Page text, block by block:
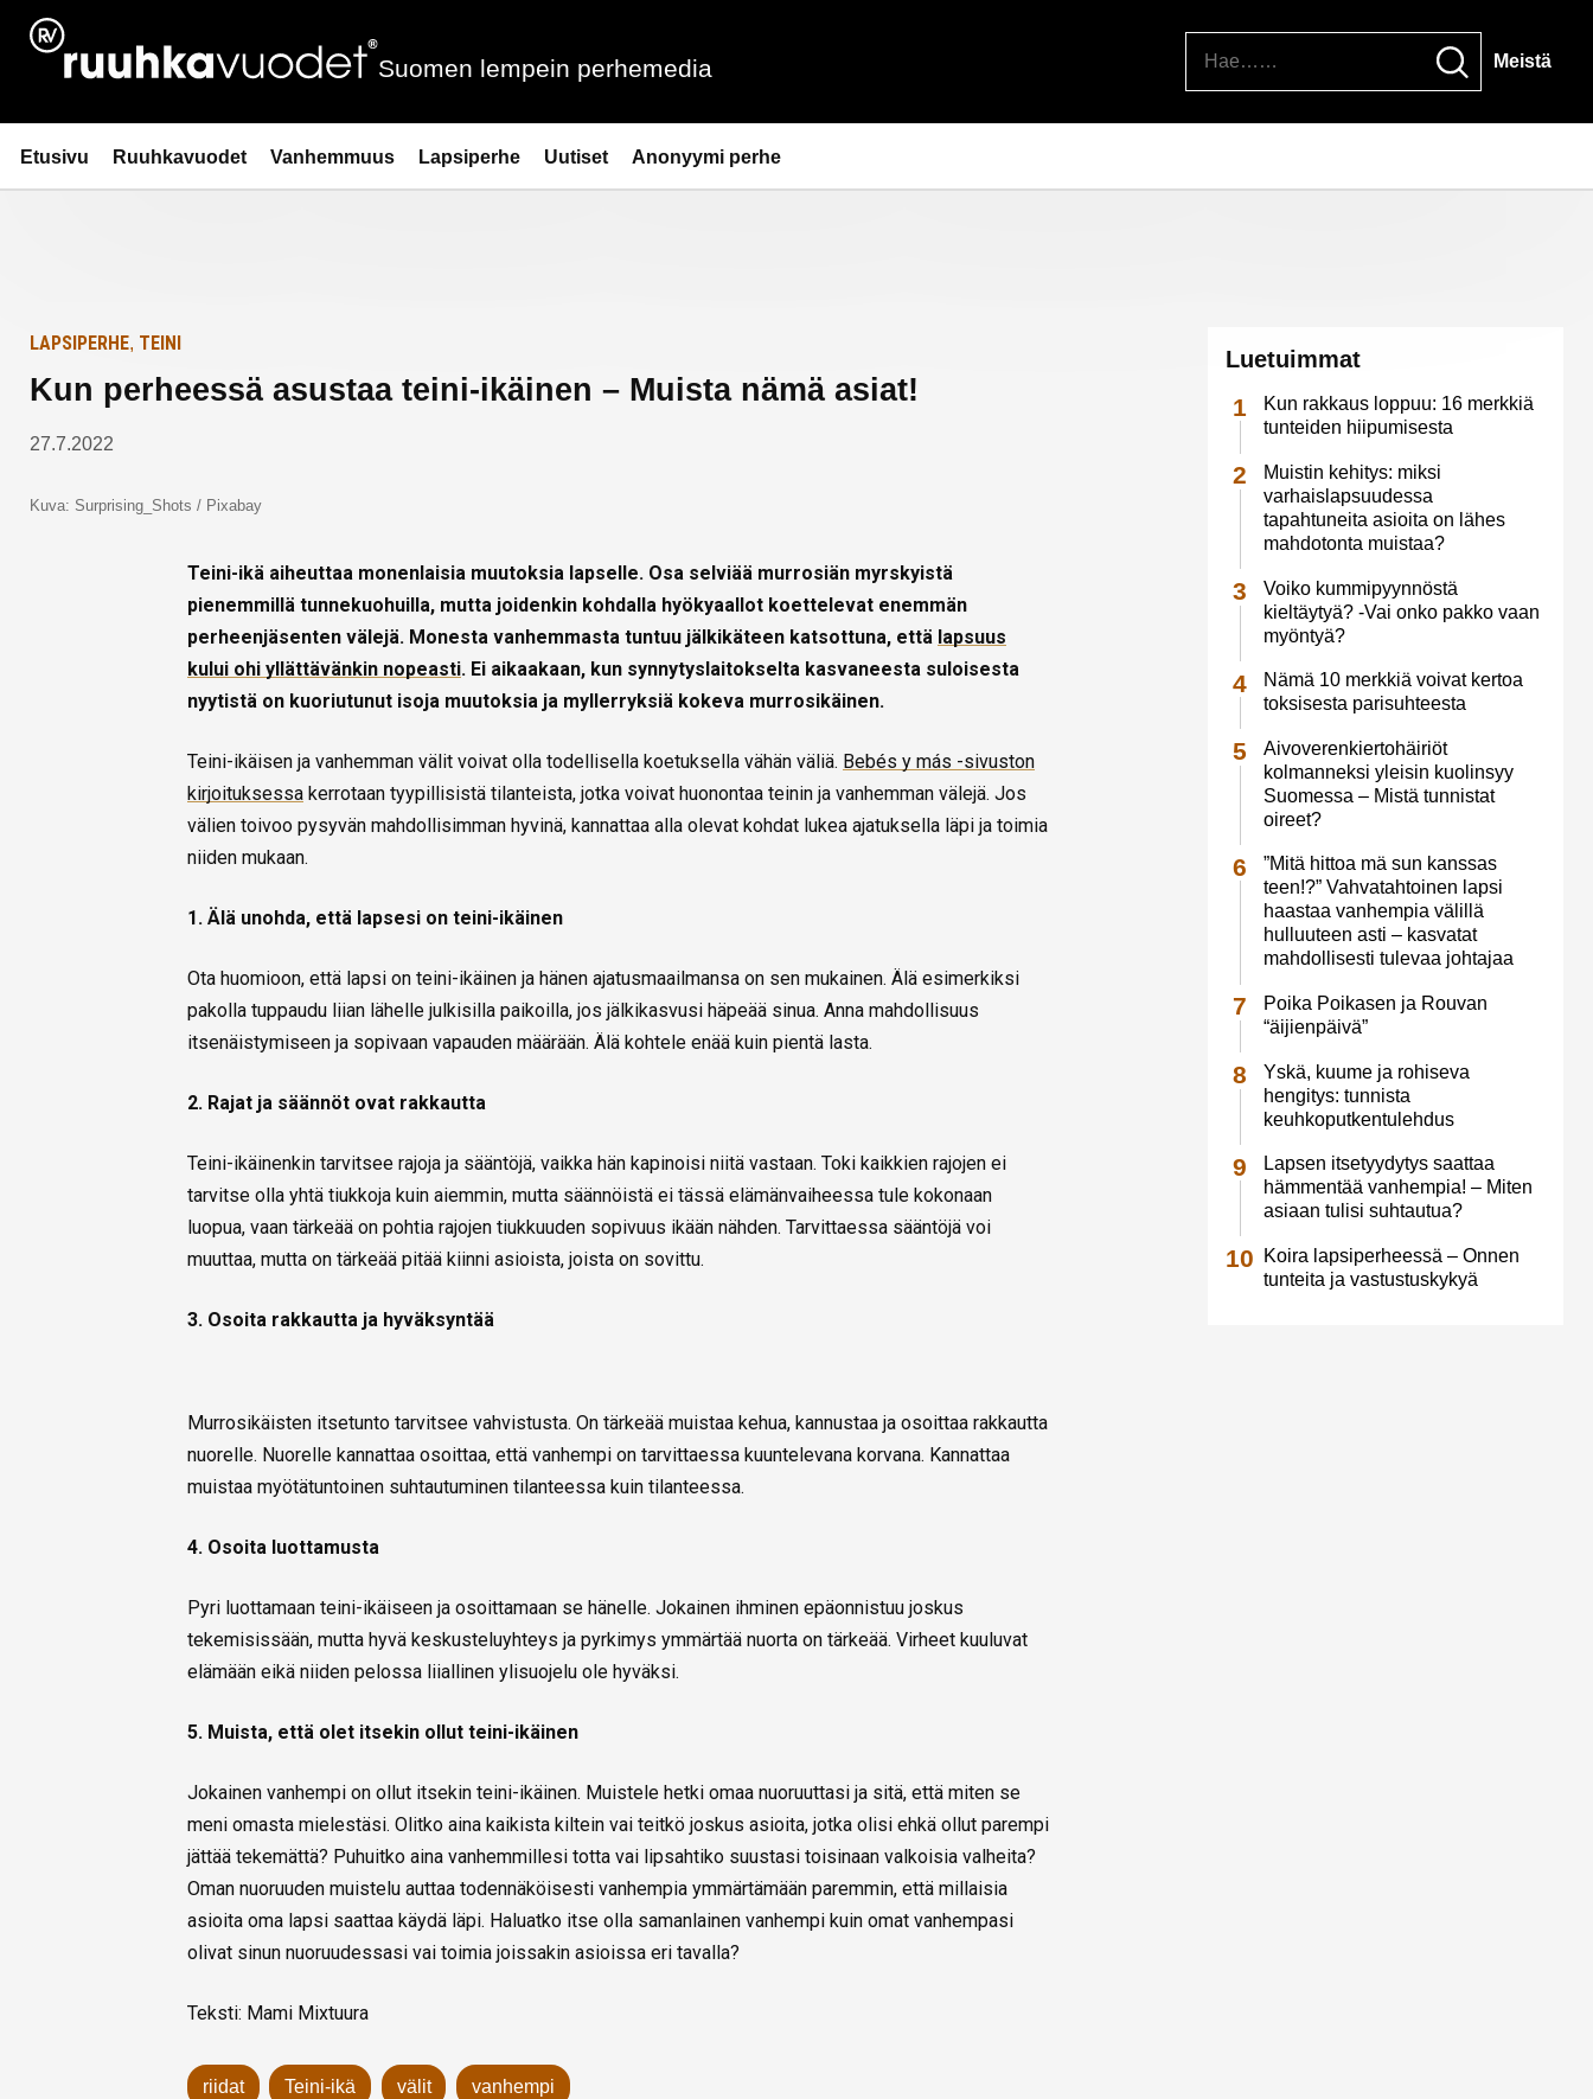
Siirry
sisältöön
Ruuhkavuodet.fi
Suomen lempein perhemedia Meistä
Etusivu Ruuhkavuodet Vanhemmuus Lapsiperhe Uutiset Anonyymi perhe
Etusivulle
LAPSIPERHE, TEINI
Kun perheessä asustaa teini-ikäinen – Muista nämä asiat!
27.7.2022
Kuva: Surprising_Shots / Pixabay
Teini-ikä aiheuttaa monenlaisia muutoksia lapselle. Osa selviää murrosiän myrskyistä
pienemmillä tunnekuohuilla, mutta joidenkin kohdalla hyökyaallot koettelevat enemmän
perheenjäsenten välejä. Monesta vanhemmasta tuntuu jälkikäteen katsottuna, että lapsuus
kului ohi yllättävänkin nopeasti. Ei aikaakaan, kun synnytyslaitokselta kasvaneesta suloisesta
nyytistä on kuoriutunut isoja muutoksia ja myllerryksiä kokeva murrosikäinen.
Teini-ikäisen ja vanhemman välit voivat olla todellisella koetuksella vähän väliä. Bebés y más -sivuston
kirjoituksessa kerrotaan tyypillisistä tilanteista, jotka voivat huonontaa teinin ja vanhemman välejä. Jos
välien toivoo pysyvän mahdollisimman hyvinä, kannattaa alla olevat kohdat lukea ajatuksella läpi ja toimia
niiden mukaan.
1. Älä unohda, että lapsesi on teini-ikäinen
Ota huomioon, että lapsi on teini-ikäinen ja hänen ajatusmaailmansa on sen mukainen. Älä esimerkiksi
pakolla tuppaudu liian lähelle julkisilla paikoilla, jos jälkikasvusi häpeää sinua. Anna mahdollisuus
itsenäistymiseen ja sopivaan vapauden määrään. Älä kohtele enää kuin pientä lasta.
2. Rajat ja säännöt ovat rakkautta
Teini-ikäinenkin tarvitsee rajoja ja sääntöjä, vaikka hän kapinoisi niitä vastaan. Toki kaikkien rajojen ei
tarvitse olla yhtä tiukkoja kuin aiemmin, mutta säännöistä ei tässä elämänvaiheessa tule kokonaan
luopua, vaan tärkeää on pohtia rajojen tiukkuuden sopivuus ikään nähden. Tarvittaessa sääntöjä voi
muuttaa, mutta on tärkeää pitää kiinni asioista, joista on sovittu.
3. Osoita rakkautta ja hyväksyntää
Murrosikäisten itsetunto tarvitsee vahvistusta. On tärkeää muistaa kehua, kannustaa ja osoittaa rakkautta
nuorelle. Nuorelle kannattaa osoittaa, että vanhempi on tarvittaessa kuuntelevana korvana. Kannattaa
muistaa myötätuntoinen suhtautuminen tilanteessa kuin tilanteessa.
4. Osoita luottamusta
Pyri luottamaan teini-ikäiseen ja osoittamaan se hänelle. Jokainen ihminen epäonnistuu joskus
tekemisissään, mutta hyvä keskusteluyhteys ja pyrkimys ymmärtää nuorta on tärkeää. Virheet kuuluvat
elämään eikä niiden pelossa liiallinen ylisuojelu ole hyväksi.
5. Muista, että olet itsekin ollut teini-ikäinen
Jokainen vanhempi on ollut itsekin teini-ikäinen. Muistele hetki omaa nuoruuttasi ja sitä, että miten se
meni omasta mielestäsi. Olitko aina kaikista kiltein vai teitkö joskus asioita, jotka olisi ehkä ollut parempi
jättää tekemättä? Puhuitko aina vanhemmillesi totta vai lipsahtiko suustasi toisinaan valkoisia valheita?
Oman nuoruuden muistelu auttaa todennäköisesti vanhempia ymmärtämään paremmin, että millaisia
asioita oma lapsi saattaa käydä läpi. Haluatko itse olla samanlainen vanhempi kuin omat vanhempasi
olivat sinun nuoruudessasi vai toimia joissakin asioissa eri tavalla?
Teksti: Mami Mixtuura
riidat Teini-ikä välit vanhempi
Luetuimmat
Kun rakkaus loppuu: 16 merkkiä
tunteiden hiipumisesta
Muistin kehitys: miksi
varhaislapsuudessa
tapahtuneita asioita on lähes
mahdotonta muistaa?
Voiko kummipyynnöstä
kieltäytyä? -Vai onko pakko vaan
myöntyä?
Nämä 10 merkkiä voivat kertoa
toksisesta parisuhteesta
Aivoverenkiertohäiriöt
kolmanneksi yleisin kuolinsyy
Suomessa – Mistä tunnistat
oireet?
”Mitä hittoa mä sun kanssas
teen!?” Vahvatahtoinen lapsi
haastaa vanhempia välillä
hulluuteen asti – kasvatat
mahdollisesti tulevaa johtajaa
Poika Poikasen ja Rouvan
“äijienpäivä”
Yskä, kuume ja rohiseva
hengitys: tunnista
keuhkoputkentulehdus
Lapsen itsetyydytys saattaa
hämmentää vanhempia! – Miten
asiaan tulisi suhtautua?
Koira lapsiperheessä – Onnen
tunteita ja vastustuskykyä